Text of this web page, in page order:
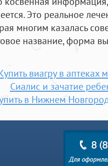
Это реальное
многим казалась
название, форма
виагру в аптеках
Сиалис и зачатие
в Нижнем